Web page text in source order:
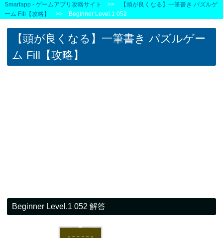
Smartapp - ゲームアプリ攻略サイト >>
【頭が良くなる】一筆書き パズルゲ
ーム Fill【攻略】
>> Beginner Level.1 052
【頭が良くなる】一筆書き パズルゲー
ム Fill【攻略】
Beginner Level.1 052 解答